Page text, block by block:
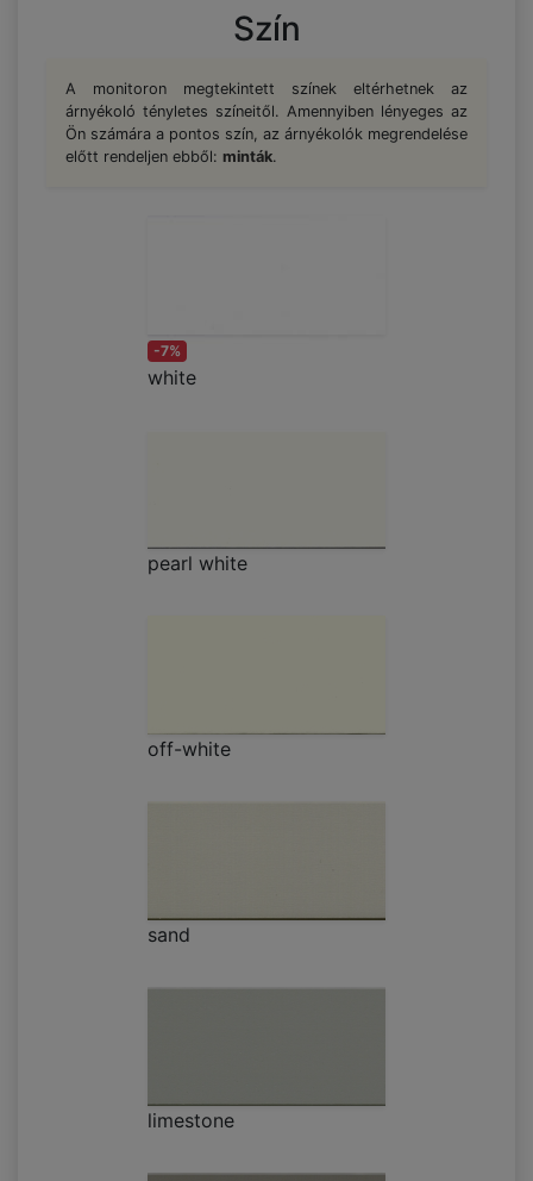
Szín
A monitoron megtekintett színek eltérhetnek az
árnyékoló tényletes színeitől. Amennyiben lényeges az
Ön számára a pontos szín, az árnyékolók megrendelése
előtt rendeljen ebből: minták.
-7%
white
pearl white
off-white
sand
limestone